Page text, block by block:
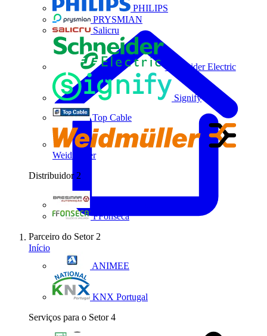
PHILIPS
PRYSMIAN
Salicru
Schneider Electric
Signify
Top Cable
Weidmüller
Distribuidor 2
FFonseca
Parceiro do Setor 2
ANIMEE
KNX Portugal
Serviços para o Setor 4
Início